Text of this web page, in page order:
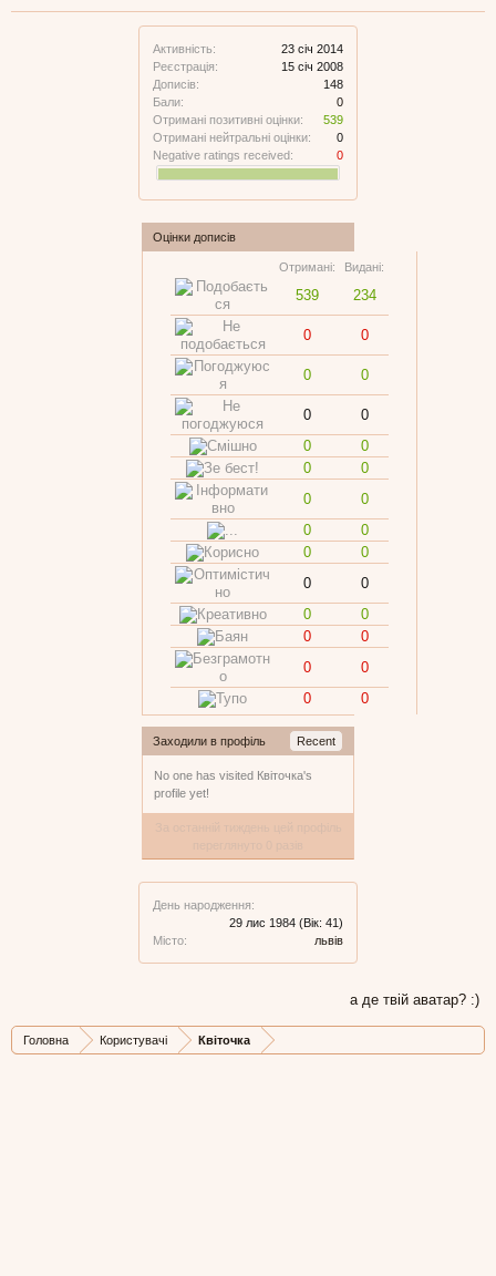
Активність:
23 січ 2014
Реєстрація:
15 січ 2008
Дописів:
148
Бали:
0
Отримані позитивні оцінки:
539
Отримані нейтральні оцінки:
0
Negative ratings received:
0
Оцінки дописів
Отримані: Видані:
539 234
0 0
0 0
0
0
0
0
0
0
0
0
0
0
0
0
0
0
0
0
0
0
0
0
0
0
Заходили в профіль Recent
No one has visited Квіточка's
profile yet!
День народження:
29 лис 1984 (Вік: 41)
Місто:
львів
а де твій аватар? :)
Головна Користувачі Квіточка